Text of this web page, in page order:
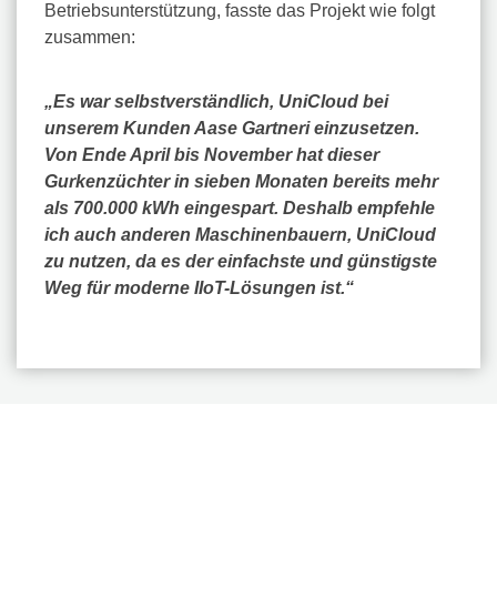
Betriebsunterstützung, fasste das Projekt wie folgt
zusammen:
„Es war selbstverständlich, UniCloud bei
unserem Kunden Aase Gartneri einzusetzen.
Von Ende April bis November hat dieser
Gurkenzüchter in sieben Monaten bereits mehr
als 700.000 kWh eingespart. Deshalb empfehle
ich auch anderen Maschinenbauern, UniCloud
zu nutzen, da es der einfachste und günstigste
Weg für moderne IIoT-Lösungen ist.“